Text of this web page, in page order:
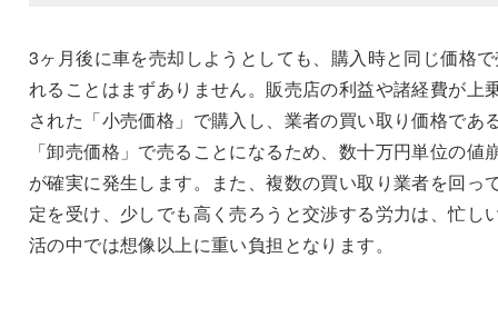
3ヶ月後に車を売却しようとしても、購入時と同じ価格
れることはまずありません。販売店の利益や諸経費が上
された「小売価格」で購入し、業者の買い取り価格であ
「卸売価格」で売ることになるため、数十万円単位の値
が確実に発生します。また、複数の買い取り業者を回っ
定を受け、少しでも高く売ろうと交渉する労力は、忙し
活の中では想像以上に重い負担となります。